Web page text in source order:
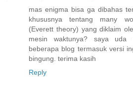
mas enigma bisa ga dibahas
khususnya tentang many
(Everett theory) yang diklaim
mesin waktunya? saya uda
beberapa blog termasuk versi
bingung. terima kasih
Reply